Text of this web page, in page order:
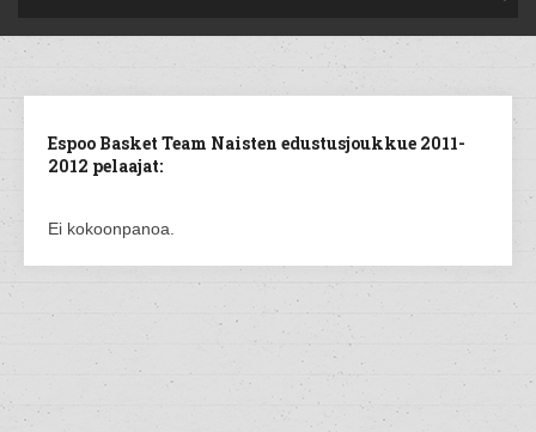
Espoo Basket Team Naisten edustusjoukkue 2011-
2012 pelaajat:
Ei kokoonpanoa.